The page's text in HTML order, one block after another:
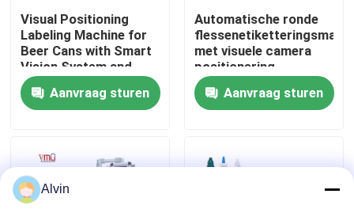
Contacteer ons
Nieuws
Verzoek om een Citaat
automatische etiketteringsmachine
Visual Positioning
Labeling Machine for
Beer Cans with Smart
Vision System and
High Speed (1200-
2400 Cans/Minute) for
Precision Placement
Aanvraag sturen
Automatische ronde
met visuele camera
positionering
Aanvraag sturen
Alvin